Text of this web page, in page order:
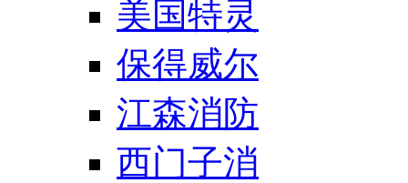
美国特灵
保得威尔
江森消防
西门子消